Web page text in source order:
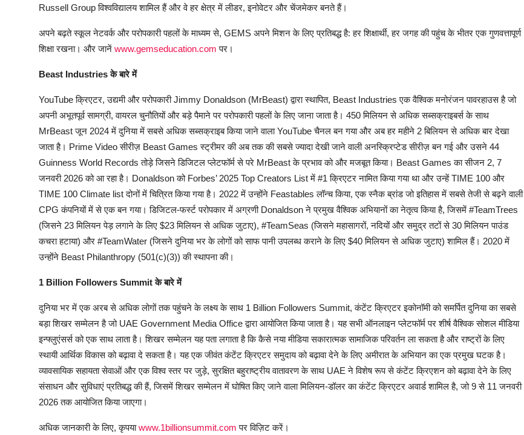
Russell Group विश्वविद्यालय शामिल हैं और वे हर क्षेत्र में लीडर, इनोवेटर और चेंजमेकर बनते हैं।
अपने बढ़ते स्कूल नेटवर्क और परोपकारी पहलों के माध्यम से, GEMS अपने मिशन के लिए प्रतिबद्ध है: हर शिक्षार्थी, हर जगह की पहुंच के भीतर एक गुणवत्तापूर्ण
शिक्षा रखना। और जानें www.gemseducation.com पर।
Beast Industriesके बारे में
YouTube क्रिएटर, उद्यमी और परोपकारी Jimmy Donaldson (MrBeast) द्वारा स्थापित, Beast Industries एक वैश्विक मनोरंजन पावरहाउस है जो
अपनी अभूतपूर्व सामग्री, वायरल चुनौतियों और बड़े पैमाने पर परोपकारी पहलों के लिए जाना जाता है। 450 मिलियन से अधिक सब्सक्राइबर्स के साथ
MrBeast जून 2024 में दुनिया में सबसे अधिक सब्सक्राइब किया जाने वाला YouTube चैनल बन गया और अब हर महीने 2 बिलियन से अधिक बार देखा
जाता है। Prime Video सीरीज़ Beast Games स्ट्रीमर की अब तक की सबसे ज्यादा देखी जाने वाली अनस्क्रिप्टेड सीरीज़ बन गई और उसने 44
Guinness World Records तोड़े जिसने डिजिटल प्लेटफॉर्म से परे MrBeast के प्रभाव को और मजबूत किया। Beast Games का सीजन 2, 7
जनवरी 2026 को आ रहा है। Donaldson को Forbes’ 2025 Top Creators List में #1 क्रिएटर नामित किया गया था और उन्हें TIME 100 और
TIME 100 Climate list दोनों में चित्रित किया गया है। 2022 में उन्होंने Feastables लॉन्च किया, एक स्नैक ब्रांड जो इतिहास में सबसे तेजी से बढ़ने वाली
CPG कंपनियों में से एक बन गया। डिजिटल-फर्स्ट परोपकार में अग्रणी Donaldson ने प्रमुख वैश्विक अभियानों का नेतृत्व किया है, जिसमें #TeamTrees
(जिसने 23 मिलियन पेड़ लगाने के लिए $23 मिलियन से अधिक जुटाए), #TeamSeas (जिसने महासागरों, नदियों और समुद्र तटों से 30 मिलियन पाउंड
कचरा हटाया) और #TeamWater (जिसने दुनिया भर के लोगों को साफ पानी उपलब्ध कराने के लिए $40 मिलियन से अधिक जुटाए) शामिल हैं। 2020 में
उन्होंने Beast Philanthropy (501(c)(3)) की स्थापना की।
1 Billion Followers Summitके बारे में
दुनिया भर में एक अरब से अधिक लोगों तक पहुंचने के लक्ष्य के साथ 1 Billion Followers Summit, कंटेंट क्रिएटर इकोनॉमी को समर्पित दुनिया का सबसे
बड़ा शिखर सम्मेलन है जो UAE Government Media Office द्वारा आयोजित किया जाता है। यह सभी ऑनलाइन प्लेटफॉर्म पर शीर्ष वैश्विक सोशल मीडिया
इन्फ्लुएंसर्स को एक साथ लाता है। शिखर सम्मेलन यह पता लगाता है कि कैसे नया मीडिया सकारात्मक सामाजिक परिवर्तन ला सकता है और राष्ट्रों के लिए
स्थायी आर्थिक विकास को बढ़ावा दे सकता है। यह एक जीवंत कंटेंट क्रिएटर समुदाय को बढ़ावा देने के लिए अमीरात के अभियान का एक प्रमुख घटक है।
व्यावसायिक सहायता सेवाओं और एक विश्व स्तर पर जुड़े, सुरक्षित बहुराष्ट्रीय वातावरण के साथ UAE ने विशेष रूप से कंटेंट क्रिएशन को बढ़ावा देने के लिए
संसाधन और सुविधाएं प्रतिबद्ध की हैं, जिसमें शिखर सम्मेलन में घोषित किए जाने वाला मिलियन-डॉलर का कंटेंट क्रिएटर अवार्ड शामिल है, जो 9 से 11 जनवरी
2026 तक आयोजित किया जाएगा।
अधिक जानकारी के लिए, कृपयाwww.1billionsummit.com पर विज़िट करें।